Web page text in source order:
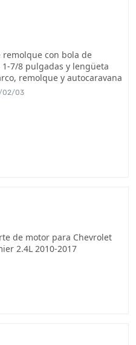
remolque con bola de
7/8 pulgadas y lengüeta
remolque y autocaravana
02/03
de motor para Chevrolet
2.4L 2010-2017